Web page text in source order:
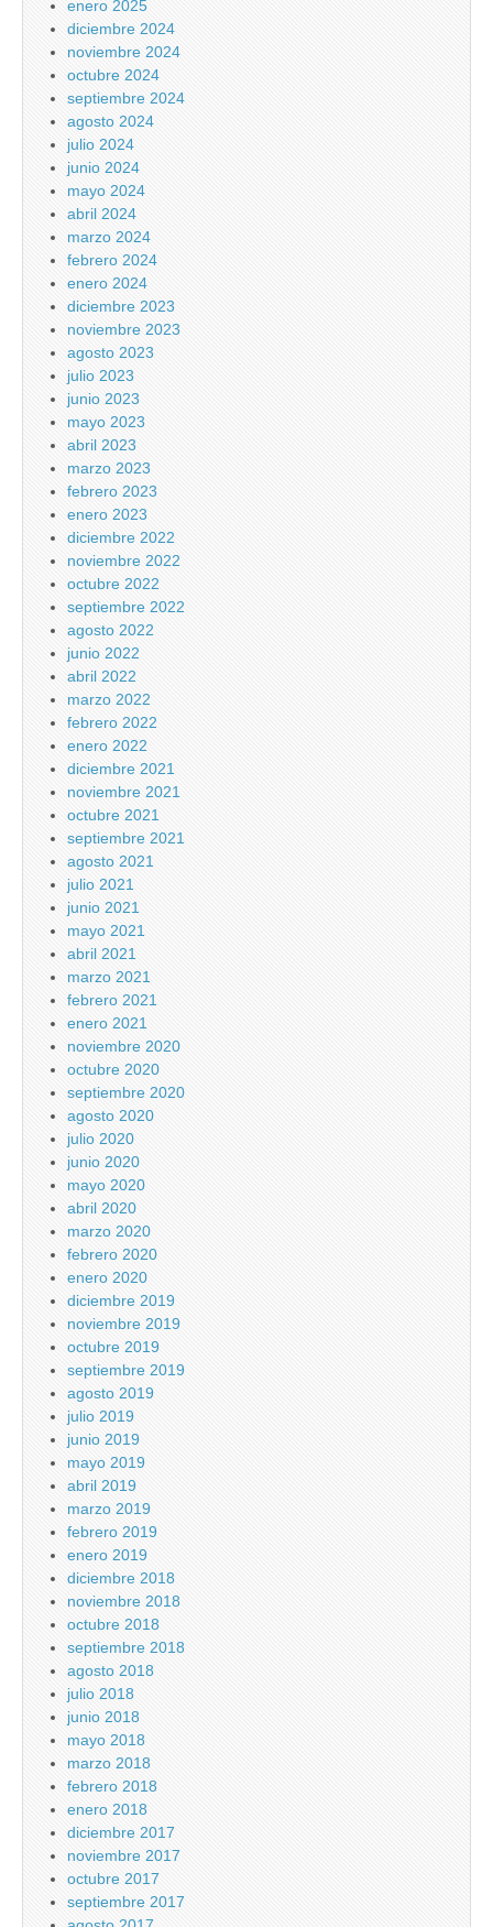
enero 2025
diciembre 2024
noviembre 2024
octubre 2024
septiembre 2024
agosto 2024
julio 2024
junio 2024
mayo 2024
abril 2024
marzo 2024
febrero 2024
enero 2024
diciembre 2023
noviembre 2023
agosto 2023
julio 2023
junio 2023
mayo 2023
abril 2023
marzo 2023
febrero 2023
enero 2023
diciembre 2022
noviembre 2022
octubre 2022
septiembre 2022
agosto 2022
junio 2022
abril 2022
marzo 2022
febrero 2022
enero 2022
diciembre 2021
noviembre 2021
octubre 2021
septiembre 2021
agosto 2021
julio 2021
junio 2021
mayo 2021
abril 2021
marzo 2021
febrero 2021
enero 2021
noviembre 2020
octubre 2020
septiembre 2020
agosto 2020
julio 2020
junio 2020
mayo 2020
abril 2020
marzo 2020
febrero 2020
enero 2020
diciembre 2019
noviembre 2019
octubre 2019
septiembre 2019
agosto 2019
julio 2019
junio 2019
mayo 2019
abril 2019
marzo 2019
febrero 2019
enero 2019
diciembre 2018
noviembre 2018
octubre 2018
septiembre 2018
agosto 2018
julio 2018
junio 2018
mayo 2018
marzo 2018
febrero 2018
enero 2018
diciembre 2017
noviembre 2017
octubre 2017
septiembre 2017